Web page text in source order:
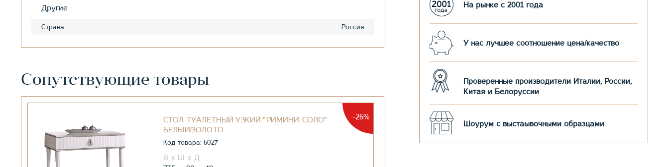
На рынке с 2001 года
У нас лучшее соотношение цена/качество
Проверенные производители Италии, России,
Китая и Белоруссии
Шоурум с выстаывочными образцами
Другие
Страна Россия
Сопутствующие товары
-26%
СТОЛ ТУАЛЕТНЫЙ УЗКИЙ "РИМИНИ СОЛО"
БЕЛЫЙ/ЗОЛОТО
Код товара: 6027